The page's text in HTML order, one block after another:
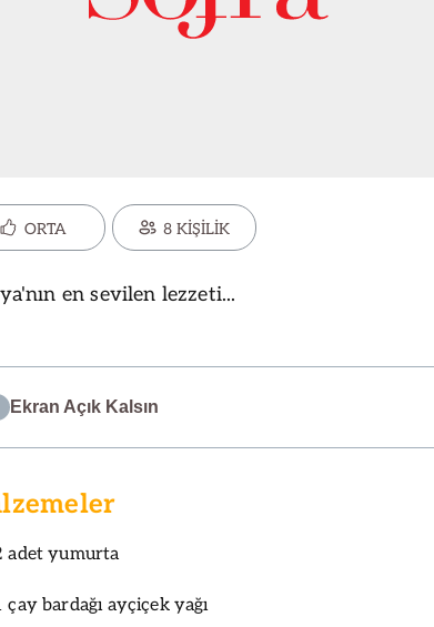
ORTA 8 KİŞİLİK
en sevilen lezzeti...
Ekran Açık Kalsın
adet yumurta
çay bardağı ayçiçek yağı